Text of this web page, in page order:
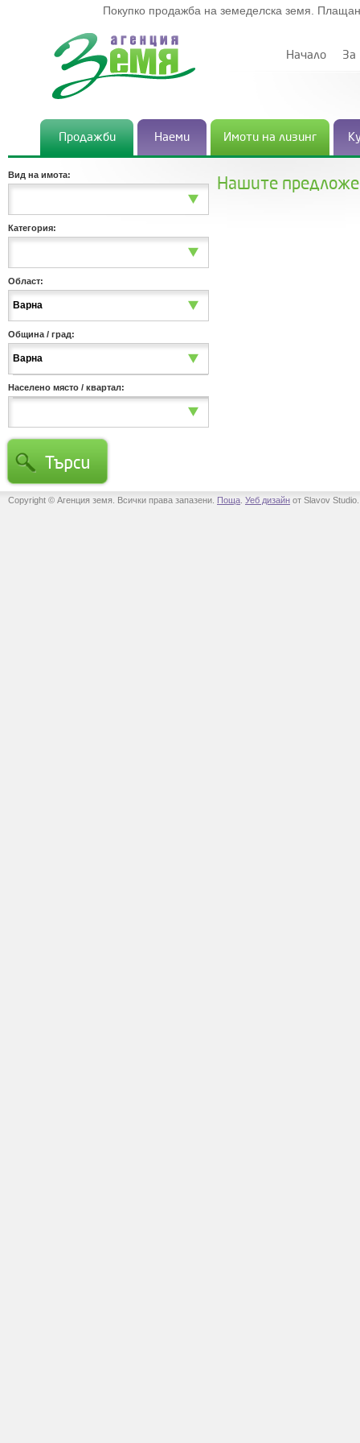
Покупко продажба на земеделска земя.
Начало За
Продажби Наеми Имоти на лизинг
Вид на имота:
Категория:
Област:
Варна
Община / град:
Варна
Населено място / квартал:
Нашите
Copyright © Агенция земя. Всички права запазени. Поща Уеб дизайн от Slavov Studio.